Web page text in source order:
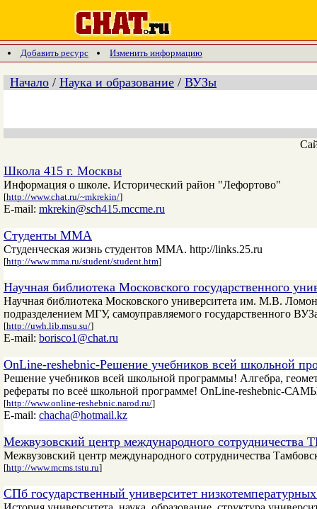
Добавить ресурс Изменить информацию
Начало / Наука и образование / ВУЗы
Школа 415 г. Москвы
Информация о школе. Исторический район "Лефортово"
[http://www.chat.ru/~mkrekin/]
E-mail: mkrekin@sch415.mccme.ru
Студенты ММА
Студенческая жизнь студентов ММА. http://links.25.ru
[http://www.mma.ru/student/student.htm]
Научная библиотека Московского государственного
Научная библиотека Московского университета им. М.В.
подразделением МГУ, самоуправляемого государственного
[http://uwh.lib.msu.su/]
E-mail: borisco1@chat.ru
OnLine-reshebnic-Решение учебников всей школьной
Решение учебников всей школьной программы! Алгебра,
рефераты по всеё школьной программе! OnLine-
[http://www.online-reshebnic.narod.ru/]
E-mail: chacha@hotmail.kz
Межвузовский центр международного сотрудничества
Межвузовский центр международного сотрудничества
[http://www.mcms.tstu.ru]
СПб государственный университет